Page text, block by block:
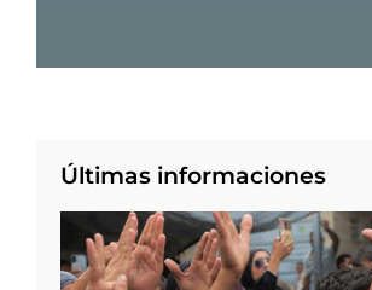
Últimas informaciones